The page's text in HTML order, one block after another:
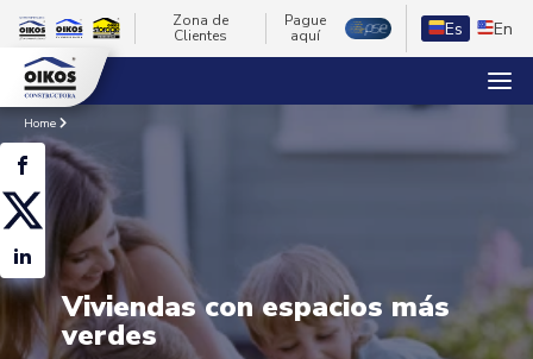
Zona de
Clientes
Pague
aquí
Es En
Home
Viviendas con espacios más
verdes